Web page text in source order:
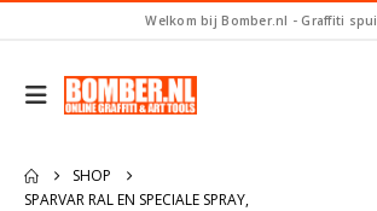
Welkom bij Bomber.nl - Graffiti
SHOP
SPARVAR RAL EN SPECIALE SPRAY,